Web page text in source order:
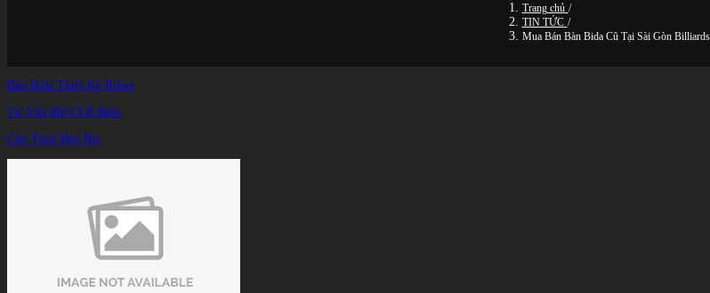
Trang chủ /
TIN TỨC /
Mua Bán Bàn Bida Cũ Tại Sài Gòn Billiards
Bàn Bida Thiết Kế Riêng
Tư Vấn Mở CLB Bida
Cho Thuê Bàn Bia